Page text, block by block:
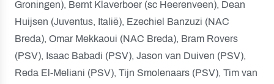
Groningen), Bernt Klaverboer (sc Heerenveen), Dean
Huijsen (Juventus, Italië), Ezechiel Banzuzi (NAC
Breda), Omar Mekkaoui (NAC Breda), Bram Rovers
(PSV), Isaac Babadi (PSV), Jason van Duiven (PSV),
Reda El-Meliani (PSV), Tijn Smolenaars (PSV), Tim van